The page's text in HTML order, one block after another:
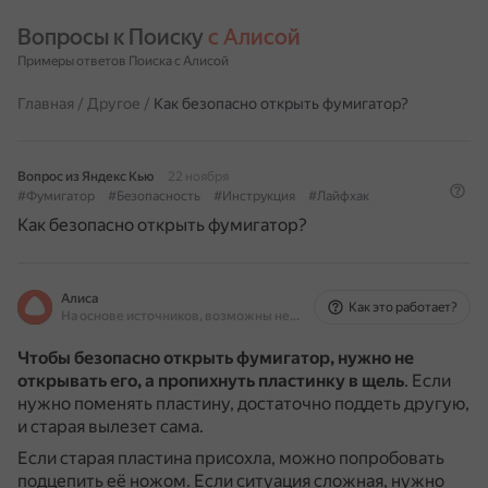
Вопросы к Поиску с Алисой
Примеры ответов Поиска с Алисой
Главная / Другое / Как безопасно открыть фумигатор?
Вопрос из Яндекс Кью
22 ноября
#Фумигатор
#Безопасность #Инструкция #Лайфхак
Как безопасно открыть фумигатор?
Алиса
На основе источников, возможны неточности
Как это работает?
Чтобы безопасно открыть фумигатор, нужно не
открывать его, а пропихнуть пластинку в щель. Если
нужно поменять пластину, достаточно поддеть другую,
и старая вылезет сама.
Если старая пластина присохла, можно попробовать
подцепить её ножом. Если ситуация сложная, нужно